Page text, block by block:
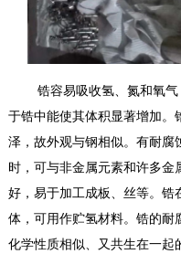
锆容易吸收氢、氮和氧气
于锆中能使其体积显著增加。
泽，故外观与钢相似。有耐腐
时，可与非金属元素和许多金
好，易于加工成板、丝等。锆
体，可用作贮氢材料。锆的耐
化学性质相似、又共生在一起